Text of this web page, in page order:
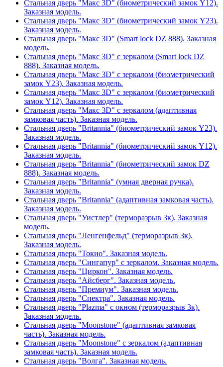
Стальная дверь "Макс 3D" (биометрический замок Y12).
Заказная модель.
Стальная дверь "Макс 3D" (биометрический замок Y23).
Заказная модель.
Стальная дверь "Макс 3D" (Smart lock DZ 888). Заказная
модель.
Стальная дверь "Макс 3D" с зеркалом (Smart lock DZ
888). Заказная модель.
Стальная дверь "Макс 3D" с зеркалом (биометрический
замок Y23). Заказная модель.
Стальная дверь "Макс 3D" с зеркалом (биометрический
замок Y12). Заказная модель.
Стальная дверь "Макс 3D" с зеркалом (адаптивная
замковая часть). Заказная модель.
Стальная дверь "Britannia" (биометрический замок Y23).
Заказная модель.
Стальная дверь "Britannia" (биометрический замок Y12).
Заказная модель.
Стальная дверь "Britannia" (биометрический замок DZ
888). Заказная модель.
Стальная дверь "Britannia" (умная дверная ручка).
Заказная модель.
Стальная дверь "Britannia" (адаптивная замковая часть).
Заказная модель.
Стальная дверь "Уистлер" (терморазрыв 3к). Заказная
модель.
Стальная дверь "Ленгенфельд" (терморазрыв 3к).
Заказная модель.
Стальная дверь "Токио". Заказная модель.
Стальная дверь "Сингапур" с зеркалом. Заказная модель.
Стальная дверь "Циркон". Заказная модель.
Стальная дверь "Айсберг". Заказная модель.
Стальная дверь "Премиум". Заказная модель.
Стальная дверь "Спектра". Заказная модель.
Стальная дверь "Plazma" с окном (терморазрыв 3к).
Заказная модель.
Стальная дверь "Moonstone" (адаптивная замковая
часть). Заказная модель.
Стальная дверь "Moonstone" с зеркалом (адаптивная
замковая часть). Заказная модель.
Стальная дверь "Волга". Заказная модель.